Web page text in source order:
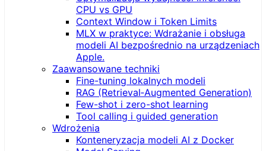
CPU vs GPU
Context Window i Token Limits
MLX w praktyce: Wdrażanie i obsługa
modeli AI bezpośrednio na urządzeniach
Apple.
Zaawansowane techniki
Fine-tuning lokalnych modeli
RAG (Retrieval‑Augmented Generation)
Few-shot i zero-shot learning
Tool calling i guided generation
Wdrożenia
Konteneryzacja modeli AI z Docker